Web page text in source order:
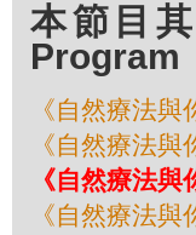
本節目
Program
《自然療法
《自然療法
《自然療法
《自然療法